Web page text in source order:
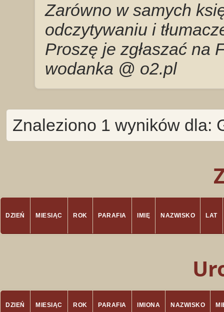
Zarówno w samych
odczytywaniu i
Proszę je zgłaszać na
wodanka @ o2.pl
Znaleziono 1 wyników dla:
DZIEŃ MIESIĄC ROK PARAFIA IMIĘ NAZWISKO LAT
DZIEŃ MIESIĄC ROK PARAFIA IMIONA NAZWISKO